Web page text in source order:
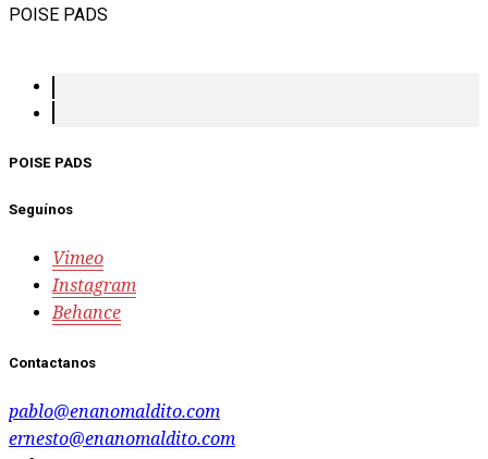
POISE PADS
POISE PADS
Seguínos
Vimeo
Instagram
Behance
Contactanos
pablo@enanomaldito.com
ernesto@enanomaldito.com